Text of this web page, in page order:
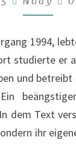
1994,
studierte er
und
dem Text
ihr